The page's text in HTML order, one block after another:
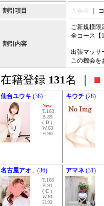
割引項目 入会金 ｜
割引内容
ご新規様限
全コース【
出張マッサ
この機会を
在籍登録 131名 ｜ ■
仙台ユウキ (38)
New
T.163
B.89
( D )
W.63
H.90
キウチ (28)
名古屋アオ .. (36)
T.166
B.91
( C )
W.61
H.92
アマネ (31)